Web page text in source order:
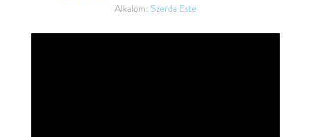
Alkalom: Szerda Este